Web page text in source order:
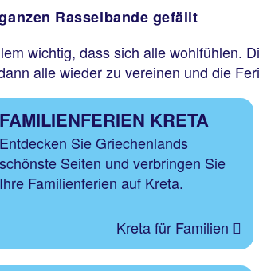
Rasselbande gefällt
wichtig, dass sich alle wohlfühlen.
alle wieder zu vereinen und die
FAMILIENFERIEN KRETA
Entdecken Sie Griechenlands
schönste Seiten und verbringen Sie
Ihre Familienferien auf Kreta.
Kreta für Familien